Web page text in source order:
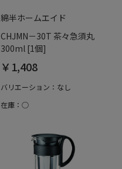
綿半ホームエイド
CHJMN－30T 茶々急須丸
300ml [1個]
￥1,408
バリエーション：なし
在庫：○